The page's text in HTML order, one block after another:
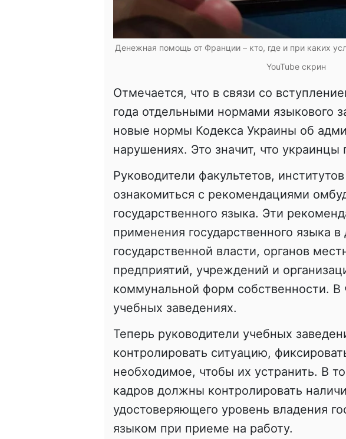
Денежная помощь от Франции – кто, где и при каких
YouTube скрин
Отмечается, что в связи со
года отдельными нормами языкового
новые нормы Кодекса Украины об
нарушениях. Это значит, что
Руководители факультетов,
ознакомиться с рекомендациями
государственного языка. Эти
применения государственного языка в
государственной власти, органов
предприятий, учреждений и
коммунальной форм собственности. В
учебных заведениях.
Теперь руководители учебных
контролировать ситуацию,
необходимое, чтобы их устранить. В
кадров должны контролировать
удостоверяющего уровень владения
языком при приеме на работу.